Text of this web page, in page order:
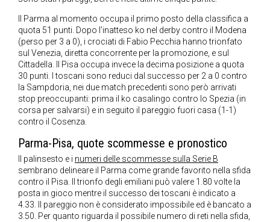
Il Parma al momento occupa il primo posto della classifica a
quota 51 punti. Dopo l’inatteso ko nel derby contro il Modena
(perso per 3 a 0), i crociati di Fabio Pecchia hanno trionfato
sul Venezia, diretta concorrente per la promozione, e sul
Cittadella. Il Pisa occupa invece la decima posizione a quota
30 punti. I toscani sono reduci dal successo per 2 a 0 contro
la Sampdoria, nei due match precedenti sono però arrivati
stop preoccupanti: prima il ko casalingo contro lo Spezia (in
corsa per salvarsi) e in seguito il pareggio fuori casa (1-1)
contro il Cosenza.
Parma-Pisa, quote scommesse e pronostico
Il palinsesto e i numeri delle scommesse sulla Serie B
sembrano delineare il Parma come grande favorito nella sfida
contro il Pisa. Il trionfo degli emiliani può valere 1.80 volte la
posta in gioco mentre il successo dei toscani è indicato a
4.33. Il pareggio non è considerato impossibile ed è bancato a
3.50. Per quanto riguarda il possibile numero di reti nella sfida,